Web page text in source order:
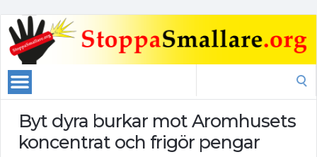
Byt dyra burkar mot Aromhusets
koncentrat och frigör pengar